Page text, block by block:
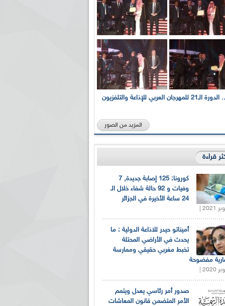
بالصور... الدورة الـ21 للمهرجان العربي للإذاعة والتلفزيون
المزيد من الصور
قراءة
كورونا: 125 إصابة جديدة, 7
وفيات و 92 حالة شفاء خلال الـ
24 ساعة الأخيرة في الجزائر
أميناتو حيدر للاذاعة الدولية : ما
يحدث في الأراضي المحتلة
تخبط مغربي حقيقي وممارسة
مفضوحة
صدور أمر رئاسي يعدل ويتمم
الأمر المتضمن قانون المعاشات